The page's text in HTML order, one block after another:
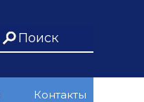
Контакты